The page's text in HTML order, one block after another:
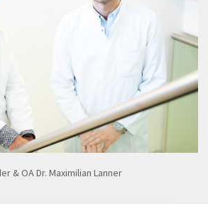
& OA Dr. Maximilian Lanner